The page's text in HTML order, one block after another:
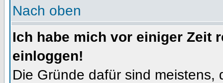
Nach oben
Ich habe mich vor einiger Zeit
einloggen!
Die Gründe dafür sind